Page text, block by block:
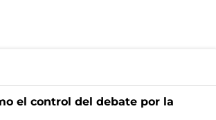
el control del debate por la